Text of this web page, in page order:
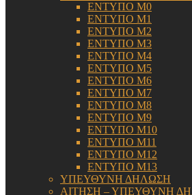
ΕΝΤΥΠΟ Μ0
ΕΝΤΥΠΟ Μ1
ΕΝΤΥΠΟ Μ2
ΕΝΤΥΠΟ Μ3
ΕΝΤΥΠΟ Μ4
ΕΝΤΥΠΟ Μ5
ΕΝΤΥΠΟ Μ6
ΕΝΤΥΠΟ Μ7
ΕΝΤΥΠΟ Μ8
ΕΝΤΥΠΟ Μ9
ΕΝΤΥΠΟ Μ10
ΕΝΤΥΠΟ Μ11
ΕΝΤΥΠΟ Μ12
ΕΝΤΥΠΟ Μ13
ΥΠΕΥΘΥΝΗ ΔΗΛΩΣΗ
ΑΙΤΗΣΗ – ΥΠΕΥΘΥΝΗ